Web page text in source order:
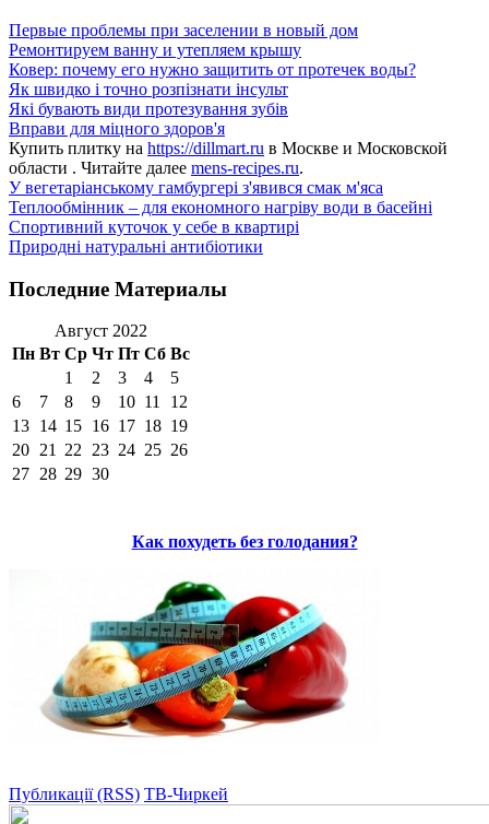
Первые проблемы при заселении в новый дом
Ремонтируем ванну и утепляем крышу
Ковер: почему его нужно защитить от протечек воды?
Як швидко і точно розпізнати інсульт
Які бувають види протезування зубів
Вправи для міцного здоров'я
Купить плитку на https://dillmart.ru в Москве и Московской
области . Читайте далее mens-recipes.ru.
У вегетаріанському гамбургері з'явився смак м'яса
Теплообмінник – для економного нагріву води в басейні
Спортивний куточок у себе в квартирі
Природні натуральні антибіотики
Последние Материалы
Август 2022
Пн Вт Ср Чт Пт Сб Вс
1
2 3 4
5
6
7 8 9 10 11
12
13 14 15 16 17 18 19
20 21 22 23 24 25 26
27 28 29 30
Как похудеть без голодания?
Публикації (RSS) ТВ-Чиркей